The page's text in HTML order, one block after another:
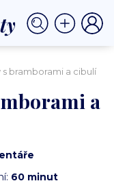
s bramborami a cibulí
a
60 minut